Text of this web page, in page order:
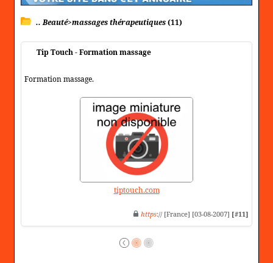
.. Beauté>massages thérapeutiques(11)
Tip Touch - Formation massage
Formation massage.
tiptouch.com
https:// [France] [03-08-2007] [#11]